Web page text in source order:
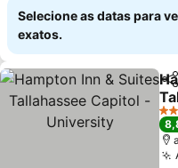
Selecione as datas para
exatos.
3